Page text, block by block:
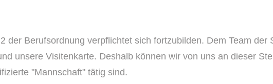
der Berufsordnung verpflichtet sich fortzubilden. Dem Team der
unsere Visitenkarte. Deshalb können wir von uns an dieser
"Mannschaft" tätig sind.